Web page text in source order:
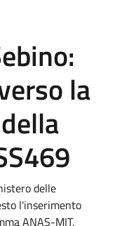
la
delle
l'inserimento
ANAS-MIT.